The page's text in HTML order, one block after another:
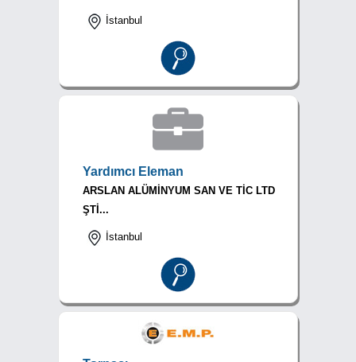
İstanbul
Yardımcı Eleman
ARSLAN ALÜMİNYUM SAN VE TİC LTD
ŞTİ...
İstanbul